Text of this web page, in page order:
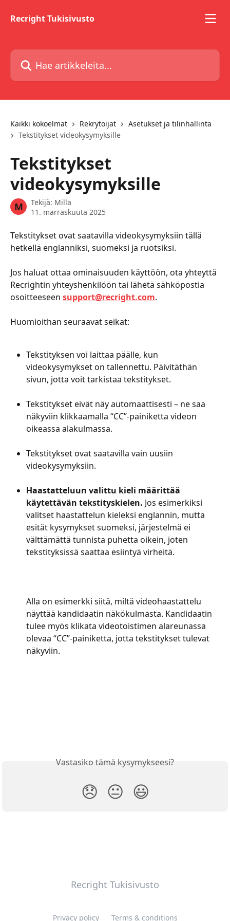
Recright Tukisivusto
Hae artikkeleita...
Kaikki kokoelmat Rekrytoijat
Asetukset ja tilinhallinta
Tekstitykset videokysymyksille
Tekstitykset
videokysymyksille
M Tekijä: Milla
11. marraskuuta 2025
Tekstitykset ovat saatavilla videokysymyksiin tällä
hetkellä englanniksi, suomeksi ja ruotsiksi.
Jos haluat ottaa ominaisuuden käyttöön, ota yhteyttä
Recrightin yhteyshenkilöön tai lähetä sähköpostia
osoitteeseen support@recright.com.
Huomioithan seuraavat seikat:
Tekstityksen voi laittaa päälle, kun
videokysymykset on tallennettu. Päivitäthän
sivun, jotta voit tarkistaa tekstitykset.
Tekstitykset eivät näy automaattisesti – ne saa
näkyviin klikkaamalla “CC”-painiketta videon
oikeassa alakulmassa.
Tekstitykset ovat saatavilla vain uusiin
videokysymyksiin.
Haastatteluun valittu kieli määrittää
käytettävän tekstityskielen. Jos esimerkiksi
valitset haastattelun kieleksi englannin, mutta
esität kysymykset suomeksi, järjestelmä ei
välttämättä tunnista puhetta oikein, joten
tekstityksissä saattaa esiintyä virheitä.
Alla on esimerkki siitä, miltä videohaastattelu
näyttää kandidaatin näkökulmasta. Kandidaatin
tulee myös klikata videotoistimen alareunassa
olevaa “CC”-painiketta, jotta tekstitykset tulevat
näkyviin.
Vastasiko tämä kysymykseesi?
😞 😐 😃
Recright Tukisivusto
Privacy policy Terms & conditions